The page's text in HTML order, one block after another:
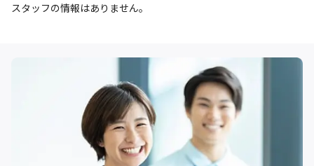
スタッフの情報はありません。